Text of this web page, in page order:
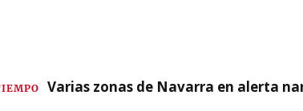
Varias zonas de Navarra en alerta